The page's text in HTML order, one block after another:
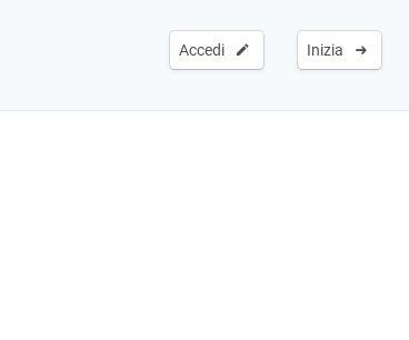
Inizia
Accedi